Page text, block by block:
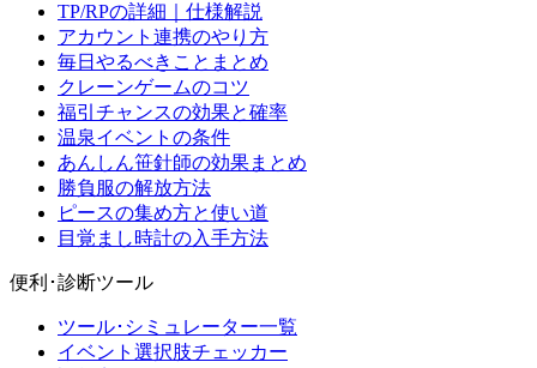
TP/RPの詳細｜仕様解説
アカウント連携のやり方
毎日やるべきことまとめ
クレーンゲームのコツ
福引チャンスの効果と確率
温泉イベントの条件
あんしん笹針師の効果まとめ
勝負服の解放方法
ピースの集め方と使い道
目覚まし時計の入手方法
便利･診断ツール
ツール･シミュレーター一覧
イベント選択肢チェッカー